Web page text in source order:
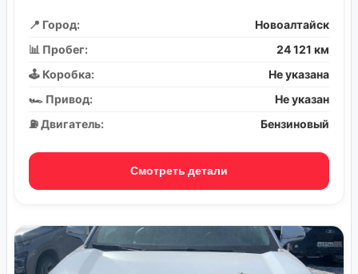
📍 Город:
Новоалтайск
📊 Пробег:
24 121 км
🕹️ Коробка:
Не указана
🏎️ Привод:
Не указан
⛽ Двигатель:
Бензиновый
Смотреть детали